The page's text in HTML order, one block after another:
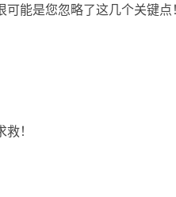
能是您忽略了这几个关键点
！